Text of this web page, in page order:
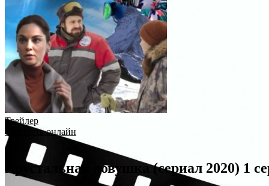
Трейлер
Смотреть онлайн
Хрустальная ловушка (сериал 2020) 1